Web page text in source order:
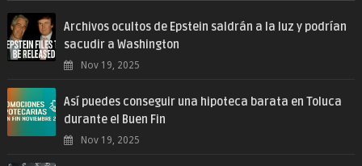
Archivos ocultos de Epstein saldrán a la luz y podrían
sacudir a Washington
Nov 19, 2025
Así puedes conseguir una hipoteca barata en Toluca
durante el Buen Fin
Nov 19, 2025